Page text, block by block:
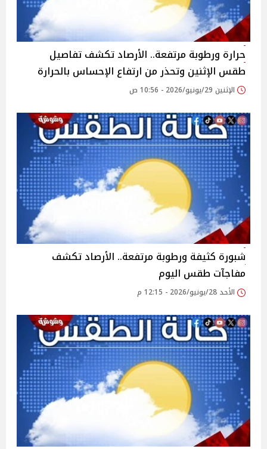
حرارة ورطوبة مرتفعة.. الأرصاد تكشف تفاصيل
طقس الإثنين وتحذر من ارتفاع الإحساس بالحرارة
الإثنين 29/يونيو/2026 - 10:56 ص
شبورة كثيفة ورطوبة مرتفعة.. الأرصاد تكشف
مفاجآت طقس اليوم
الأحد 28/يونيو/2026 - 12:15 م